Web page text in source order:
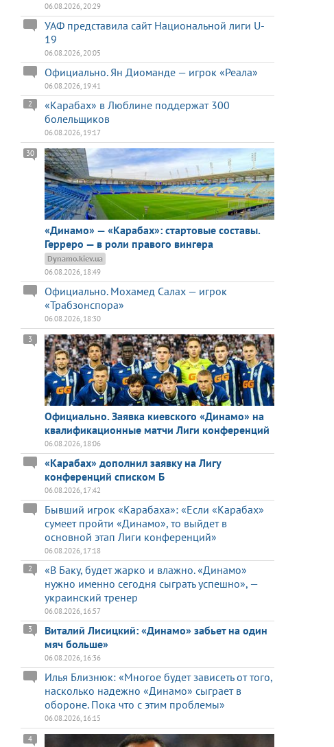
06.08.2026, 20:29
УАФ представила сайт Национальной лиги U-
19
06.08.2026, 20:05
Официально. Ян Диоманде — игрок «Реала»
06.08.2026, 19:41
«Карабах» в Люблине поддержат 300
болельщиков
2
06.08.2026, 19:17
«Динамо» — «Карабах»: стартовые составы.
Герреро — в роли правого вингера
30
Dynamo.kiev.ua
06.08.2026, 18:49
Официально. Мохамед Салах — игрок
«Трабзонспора»
06.08.2026, 18:30
Официально. Заявка киевского «Динамо» на
квалификационные матчи Лиги конференций
3
06.08.2026, 18:06
«Карабах» дополнил заявку на Лигу
конференций списком Б
06.08.2026, 17:42
Бывший игрок «Карабаха»: «Если «Карабах»
сумеет пройти «Динамо», то выйдет в
основной этап Лиги конференций»
06.08.2026, 17:18
«В Баку, будет жарко и влажно. «Динамо»
нужно именно сегодня сыграть успешно», —
украинский тренер
2
06.08.2026, 16:57
Виталий Лисицкий: «Динамо» забьет на один
мяч больше»
3
06.08.2026, 16:36
Илья Близнюк: «Многое будет зависеть от того,
насколько надежно «Динамо» сыграет в
обороне. Пока что с этим проблемы»
06.08.2026, 16:15
4